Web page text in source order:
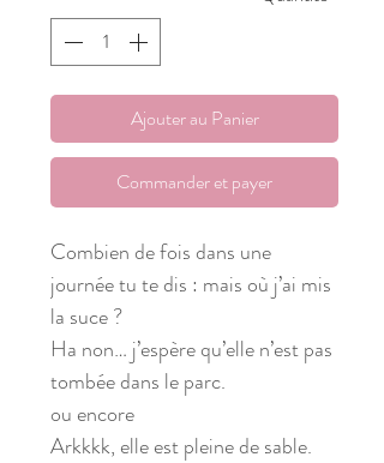
Ajouter au Panier
Commander et payer
Combien de fois dans une
journée tu te dis : mais où j’ai mis
la suce ?
Ha non… j’espère qu’elle n’est pas
tombée dans le parc.
ou encore
Arkkkk, elle est pleine de sable.